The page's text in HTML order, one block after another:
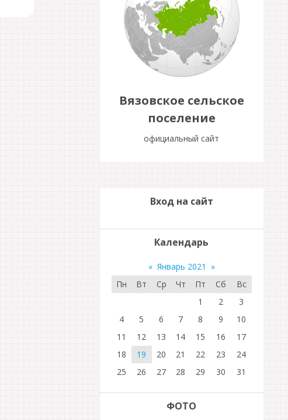
Вязовское сельское
поселение
официальный сайт
Вход на сайт
Календарь
« Январь 2021
»
Пн
Вт Ср Чт Пт Сб
Вс
1
2
3
4
5 6 7 8 9
10
11
12 13 14 15 16
17
18
19 20 21 22 23
24
25
26 27 28 29 30 31
ФОТО